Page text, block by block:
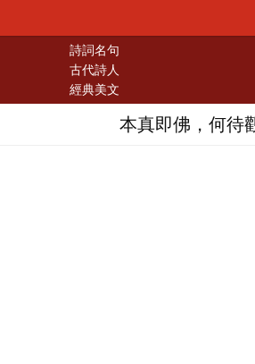
詩詞名句
古代詩人
經典美文
本真即佛，何待